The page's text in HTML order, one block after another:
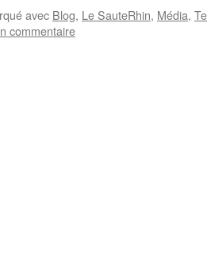
avec Blog, Le SauteRhin, Média,
commentaire